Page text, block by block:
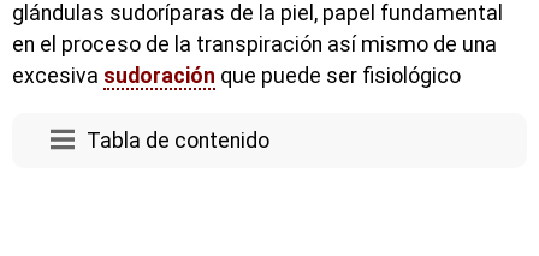
glándulas sudoríparas de la piel, papel fundamental
en el proceso de la transpiración así mismo de una
excesiva sudoración que puede ser fisiológico
Tabla de contenido